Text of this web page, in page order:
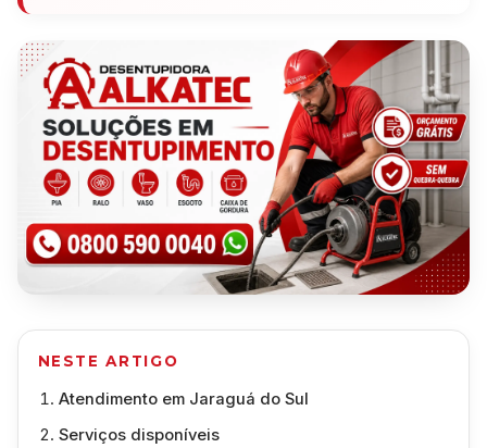
NESTE ARTIGO
Atendimento em Jaraguá do Sul
Serviços disponíveis